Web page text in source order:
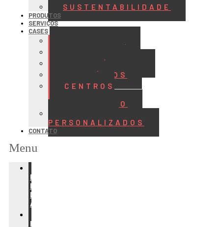
SUSTENTABILIDADE
PRODUTOS
SERVIÇOS
CASES
FRIGORÍFICOS
LATICÍNIOS
CENTROS
DISTRIBUIÇÃO
PERSONALIZADOS
CONTATO
Menu
PARA
INDÚSTRIA
DE
ALIMENTOS
PARA